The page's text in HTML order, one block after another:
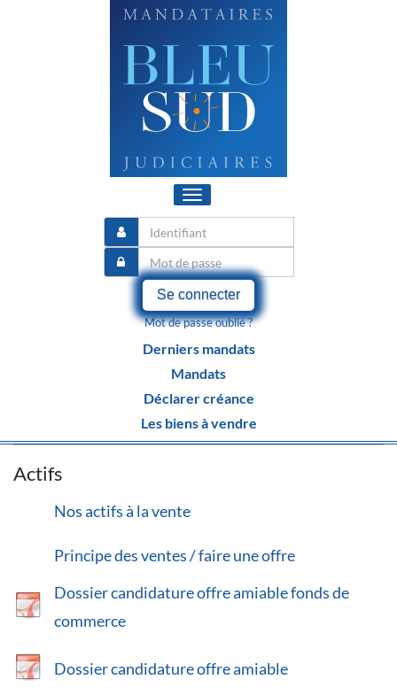
Toggle
navigation
Se connecter
Mot de passe oublié ?
Derniers mandats
Mandats
Déclarer créance
Les biens à vendre
Actifs
Nos actifs à la vente
Principe des ventes / faire une offre
Dossier candidature offre amiable fonds de
commerce
Dossier candidature offre amiable